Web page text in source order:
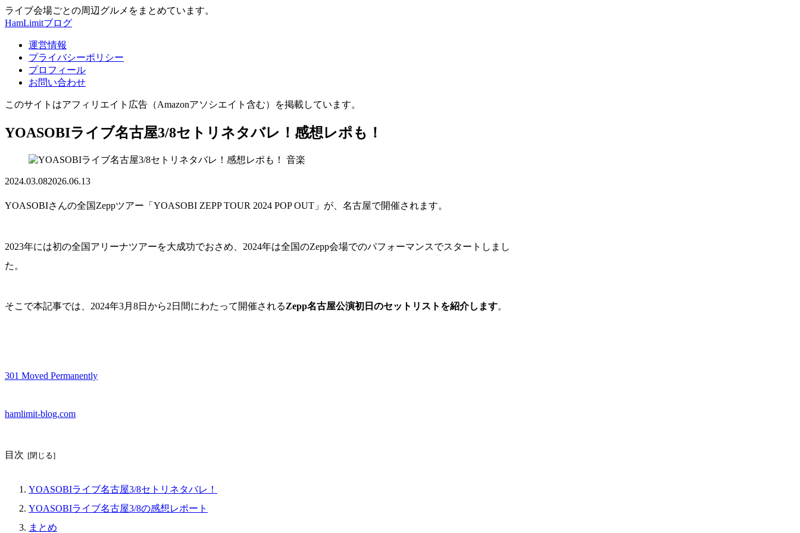
ライブ会場ごとの周辺グルメをまとめています。
HamLimitブログ
運営情報
プライバシーポリシー
プロフィール
お問い合わせ
このサイトはアフィリエイト広告（Amazonアソシエイト含む）を掲載しています。
YOASOBIライブ名古屋3/8セトリネタバレ！感想レポも！
音楽
2024.03.082026.06.13
YOASOBIさんの全国Zeppツアー「YOASOBI ZEPP TOUR 2024 POP OUT」が、名古屋で開催されます。
2023年には初の全国アリーナツアーを大成功でおさめ、2024年は全国のZepp会場でのパフォーマンスでスタートしまし
た。
そこで本記事では、2024年3月8日から2日間にわたって開催されるZepp名古屋公演初日のセットリストを紹介します。
301 Moved Permanently
hamlimit-blog.com
目次
YOASOBIライブ名古屋3/8セトリネタバレ！
YOASOBIライブ名古屋3/8の感想レポート
まとめ